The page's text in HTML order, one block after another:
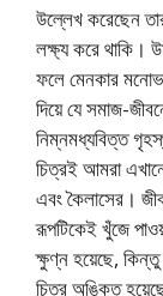
উল্লেখ করেছেন
লক্ষ্য করে থাকি।
ফলে মেনকার
দিয়ে যে সমাজ-
নিম্নমধ্যবিত্ত
চিত্রই আমরা
এবং কৈলাসের।
রূপটিকেই খুঁজে
ক্ষুণ্ন হয়েছে, কিন্তু
চিত্র অঙ্কিত